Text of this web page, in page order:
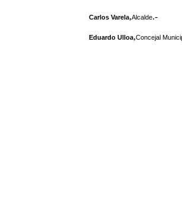
Carlos Varela,Alcalde.-
Eduardo Ulloa,Concejal